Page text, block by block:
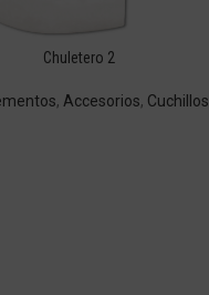
Chuletero 2
, Accesorios, Cuchillos